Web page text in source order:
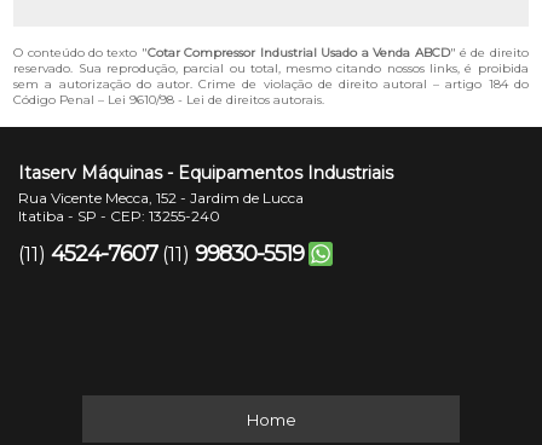
O conteúdo do texto "Cotar Compressor Industrial Usado a Venda ABCD" é de direito
reservado. Sua reprodução, parcial ou total, mesmo citando nossos links, é proibida
sem a autorização do autor. Crime de violação de direito autoral – artigo 184 do
Código Penal – Lei 9610/98 - Lei de direitos autorais.
Itaserv Máquinas - Equipamentos Industriais
Rua Vicente Mecca, 152 - Jardim de Lucca
Itatiba - SP - CEP: 13255-240
(11) 4524-7607 (11) 99830-5519
Home